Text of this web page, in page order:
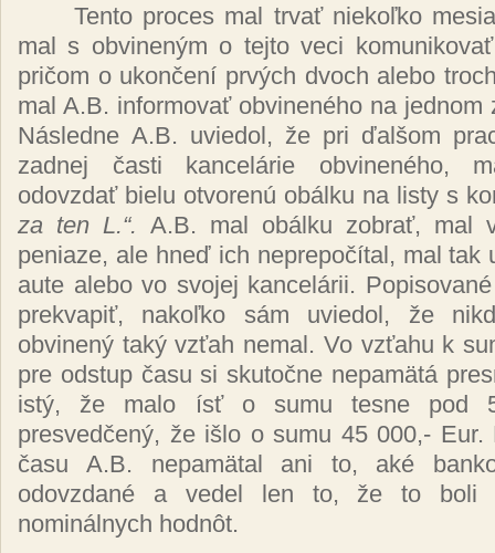
Tento proces mal trvať niekoľko
mal s obvineným o tejto veci
pričom o ukončení prvých dvoch alebo
mal A.B. informovať obvineného na
Následne A.B. uviedol, že pri ďalšom
zadnej časti kancelárie obvineného,
odovzdať bielu otvorenú obálku na listy s
za ten L.“. A.B. mal obálku zobrať, mal
peniaze, ale hneď ich neprepočítal, mal tak
aute alebo vo svojej kancelárii.
prekvapiť, nakoľko sám uviedol, že
obvinený taký vzťah nemal. Vo vzťahu k
pre odstup časusiskutočne nepamätá
istý, že malo ísť o sumu tesne pod
presvedčený, že išlo o sumu 45 000,- Eur.
časuA.B. nepamätal ani to, aké
odovzdané a vedel len to, žeto boli
nominálnych hodnôt.